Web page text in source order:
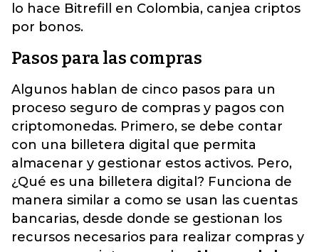
lo hace Bitrefill en Colombia, canjea criptos
por bonos.
Pasos para las compras
Algunos hablan de cinco pasos para un
proceso seguro de compras y pagos con
criptomonedas. Primero, se debe contar
con una billetera digital que permita
almacenar y gestionar estos activos. Pero,
¿Qué es una billetera digital? Funciona de
manera similar a como se usan las cuentas
bancarias, desde donde se gestionan los
recursos necesarios para realizar compras y